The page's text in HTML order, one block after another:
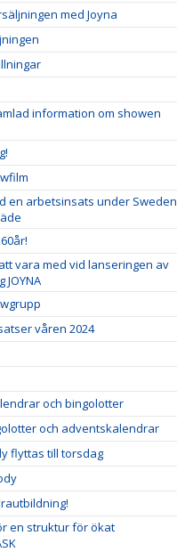
med Joyna
information om showen
en arbetsinsats under Sweden
vara med vid lanseringen av
våren 2024
och bingolotter
och adventskalendrar
flyttas till torsdag
en struktur för ökat